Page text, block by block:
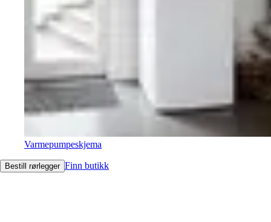
Varmepumpeskjema
Bestill rørlegger Finn butikk